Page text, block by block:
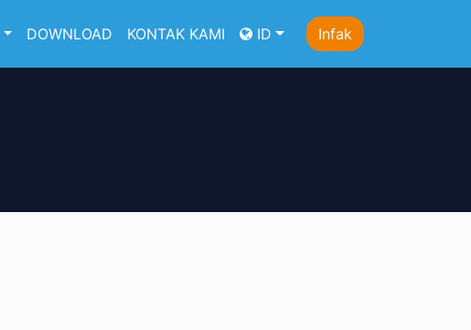
DOWNLOAD KONTAK KAMI ID Infak